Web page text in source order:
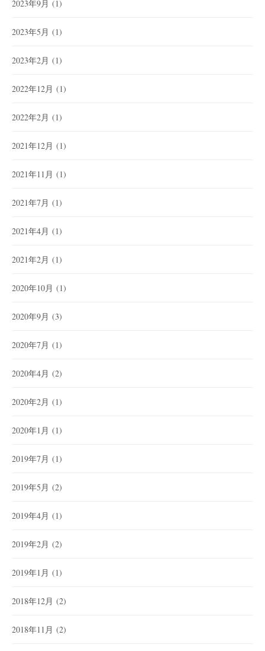
2023年9月 (1)
2023年5月 (1)
2023年2月 (1)
2022年12月 (1)
2022年2月 (1)
2021年12月 (1)
2021年11月 (1)
2021年7月 (1)
2021年4月 (1)
2021年2月 (1)
2020年10月 (1)
2020年9月 (3)
2020年7月 (1)
2020年4月 (2)
2020年2月 (1)
2020年1月 (1)
2019年7月 (1)
2019年5月 (2)
2019年4月 (1)
2019年2月 (2)
2019年1月 (1)
2018年12月 (2)
2018年11月 (2)